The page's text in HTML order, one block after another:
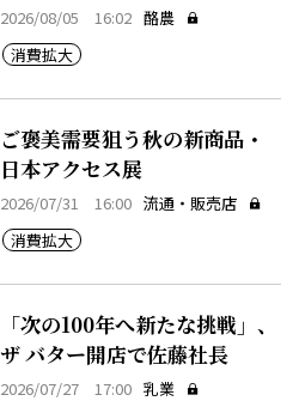
2026/08/05 16:02 酪農
消費拡大
ご褒美需要狙う秋の新商品・
日本アクセス展
2026/07/31 16:00 流通・販売店
消費拡大
「次の100年へ新たな挑戦」、
ザ バター開店で佐藤社長
2026/07/27 17:00 乳業